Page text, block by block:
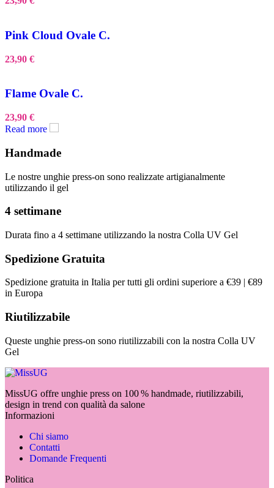
Pink Cloud Ovale C.
23,90 €
Flame Ovale C.
23,90 €
Read more
Handmade
Le nostre unghie press-on sono realizzate artigianalmente
utilizzando il gel
4 settimane
Durata fino a 4 settimane utilizzando la nostra Colla UV Gel
Spedizione Gratuita
Spedizione gratuita in Italia per tutti gli ordini superiore a €39 | €89
in Europa
Riutilizzabile
Queste unghie press-on sono riutilizzabili con la nostra Colla UV
Gel
MissUG offre unghie press on 100 % handmade, riutilizzabili,
design in trend con qualità da salone
Informazioni
Chi siamo
Contatti
Domande Frequenti
Politica